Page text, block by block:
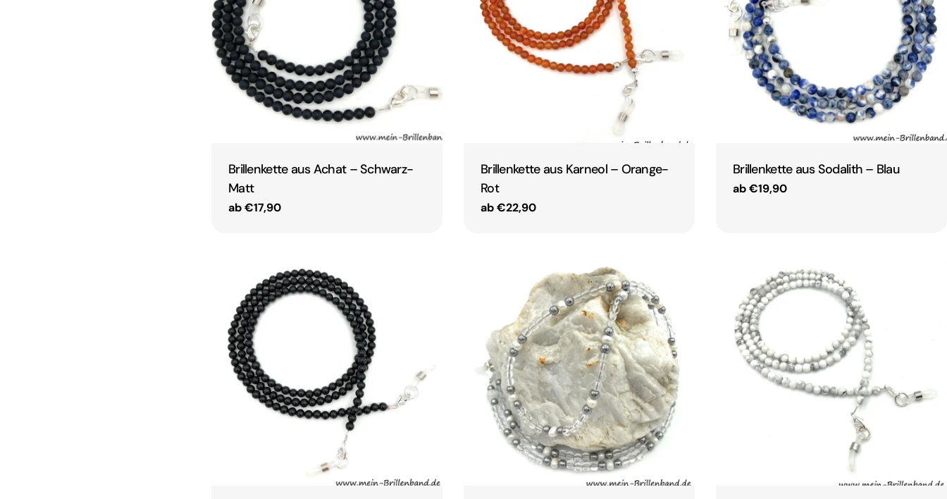
Brillenkette aus Achat – Schwarz-
Matt
Regulärer
ab €17,90
Brillenkette aus Karneol – Orange-
Rot
Regulärer
ab €22,90
Brillenkette aus Sodalith – Blau
Regulärer
ab €19,90